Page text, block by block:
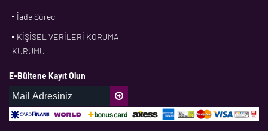
DPH
İade Süreci
KİŞİSEL VERİLERİ KORUMA
KURUMU
E-Bültene Kayıt Olun